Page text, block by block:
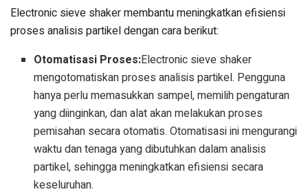
Electronic sieve shaker membantu meningkatkan efisiensi
proses analisis partikel dengan cara berikut:
Otomatisasi Proses:Electronic sieve shaker
mengotomatiskan proses analisis partikel. Pengguna
hanya perlu memasukkan sampel, memilih pengaturan
yang diinginkan, dan alat akan melakukan proses
pemisahan secara otomatis. Otomatisasi ini mengurangi
waktu dan tenaga yang dibutuhkan dalam analisis
partikel, sehingga meningkatkan efisiensi secara
keseluruhan.